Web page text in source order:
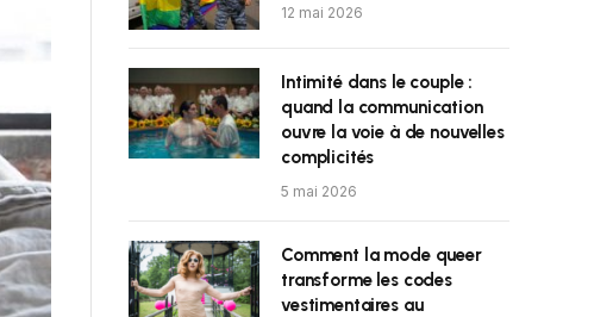
12 mai 2026
Intimité dans le couple :
quand la communication
ouvre la voie à de nouvelles
complicités
5 mai 2026
Comment la mode queer
transforme les codes
vestimentaires au